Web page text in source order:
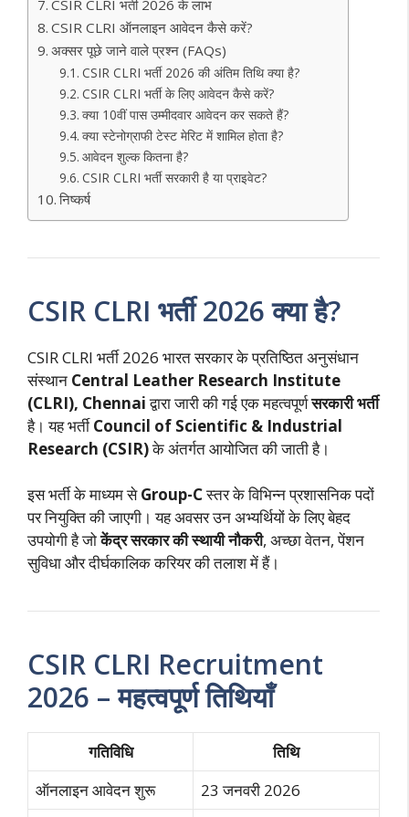
CSIR CLRI भर्ती 2026 के लाभ
CSIR CLRI ऑनलाइन आवेदन कैसे करें?
अक्सर पूछे जाने वाले प्रश्न (FAQs)
CSIR CLRI भर्ती 2026 की अंतिम तिथि क्या है?
CSIR CLRI भर्ती के लिए आवेदन कैसे करें?
क्या 10वीं पास उम्मीदवार आवेदन कर सकते हैं?
क्या स्टेनोग्राफी टेस्ट मेरिट में शामिल होता है?
आवेदन शुल्क कितना है?
CSIR CLRI भर्ती सरकारी है या प्राइवेट?
निष्कर्ष
CSIR CLRI भर्ती 2026 क्या है?
CSIR CLRI भर्ती 2026 भारत सरकार के प्रतिष्ठित अनुसंधान
संस्थान Central Leather Research Institute
(CLRI), Chennaiद्वारा जारी की गई एक महत्वपूर्णसरकारी भर्ती
है। यह भर्तीCouncil of Scientific & Industrial
Research (CSIR)के अंतर्गत आयोजित की जाती है।
इस भर्ती के माध्यम सेGroup-Cस्तर के विभिन्न प्रशासनिक पदों
पर नियुक्ति की जाएगी। यह अवसर उन अभ्यर्थियों के लिए बेहद
उपयोगी है जोकेंद्र सरकार की स्थायी नौकरी, अच्छा वेतन, पेंशन
सुविधा और दीर्घकालिक करियर की तलाश में हैं।
CSIR CLRI Recruitment
2026 – महत्वपूर्ण तिथियाँ
गतिविधि
तिथि
ऑनलाइन आवेदन शुरू
23 जनवरी 2026